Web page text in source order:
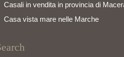
Casali in vendita in provincia di
Casa vista mare nelle Marche